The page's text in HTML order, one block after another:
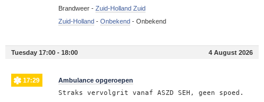
Brandweer - Zuid-Holland Zuid
Zuid-Holland - Onbekend - Onbekend
Tuesday 17:00 - 18:00 4 August 2026
17:29 Ambulance opgeroepen
Straks vervolgrit vanaf ASZD SEH, geen spoed.